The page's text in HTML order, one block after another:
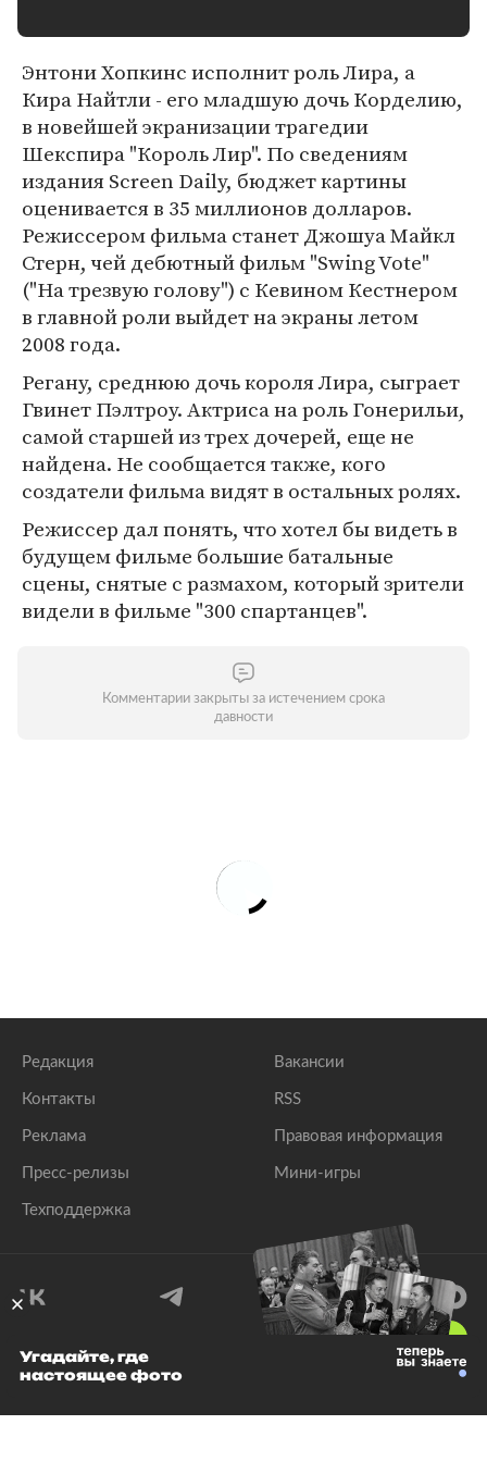
Энтони Хопкинс исполнит роль Лира, а
Кира Найтли - его младшую дочь Корделию,
в новейшей экранизации трагедии
Шекспира "Король Лир". По сведениям
издания Screen Daily, бюджет картины
оценивается в 35 миллионов долларов.
Режиссером фильма станет Джошуа Майкл
Стерн, чей дебютный фильм "Swing Vote"
("На трезвую голову") с Кевином Кестнером
в главной роли выйдет на экраны летом
2008 года.
Регану, среднюю дочь короля Лира, сыграет
Гвинет Пэлтроу. Актриса на роль Гонерильи,
самой старшей из трех дочерей, еще не
найдена. Не сообщается также, кого
создатели фильма видят в остальных ролях.
Режиссер дал понять, что хотел бы видеть в
будущем фильме большие батальные
сцены, снятые с размахом, который зрители
видели в фильме "300 спартанцев".
Комментарии закрыты за истечением срока
давности
Редакция
Контакты
Реклама
Пресс-релизы
Техподдержка
Вакансии
RSS
Правовая информация
Мини-игры
© 1999–2026 Все права защищены.
Угадайте, где
настоящее фото